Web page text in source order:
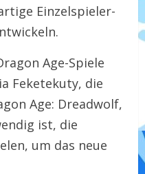
Einzelspieler-
Age-Spiele
Feketekuty, die
Age: Dreadwolf,
ist, die
um das neue